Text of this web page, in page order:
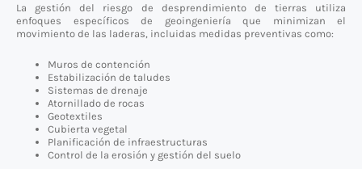
La gestión del riesgo de desprendimiento de tierras utiliza
enfoques específicos de geoingeniería que minimizan el
movimiento de las laderas, incluidas medidas preventivas como:
Muros de contención
Estabilización de taludes
Sistemas de drenaje
Atornillado de rocas
Geotextiles
Cubierta vegetal
Planificación de infraestructuras
Control de la erosión y gestión del suelo